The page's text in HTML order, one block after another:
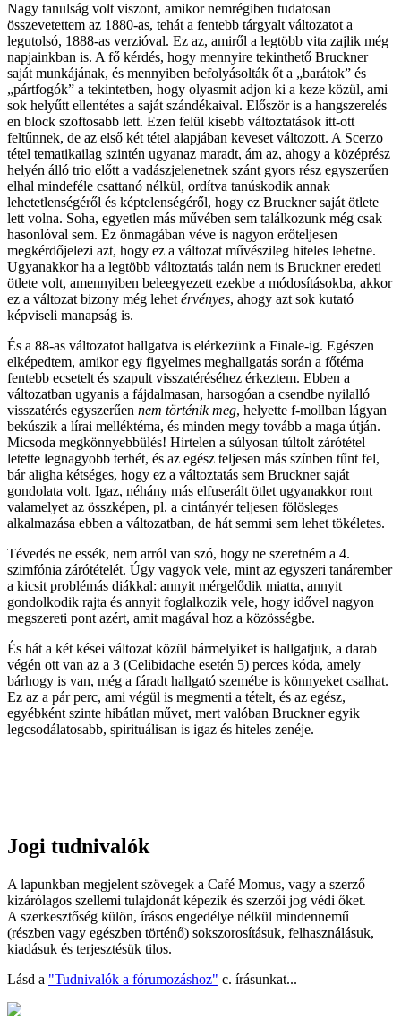
Nagy tanulság volt viszont, amikor nemrégiben tudatosan
összevetettem az 1880-as, tehát a fentebb tárgyalt változatot a
legutolsó, 1888-as verzióval. Ez az, amiről a legtöbb vita zajlik még
napjainkban is. A fő kérdés, hogy mennyire tekinthető Bruckner
saját munkájának, és mennyiben befolyásolták őt a „barátok” és
„pártfogók” a tekintetben, hogy olyasmit adjon ki a keze közül, ami
sok helyűtt ellentétes a saját szándékaival. Először is a hangszerelés
en block szoftosabb lett. Ezen felül kisebb változtatások itt-ott
feltűnnek, de az első két tétel alapjában keveset változott. A Scerzo
tétel tematikailag szintén ugyanaz maradt, ám az, ahogy a középrész
helyén álló trio előtt a vadászjelenetnek szánt gyors rész egyszerűen
elhal mindeféle csattanó nélkül, ordítva tanúskodik annak
lehetetlenségéről és képtelenségéről, hogy ez Bruckner saját ötlete
lett volna. Soha, egyetlen más művében sem találkozunk még csak
hasonlóval sem. Ez önmagában véve is nagyon erőteljesen
megkérdőjelezi azt, hogy ez a változat művészileg hiteles lehetne.
Ugyanakkor ha a legtöbb változtatás talán nem is Bruckner eredeti
ötlete volt, amennyiben beleegyezett ezekbe a módosításokba, akkor
ez a változat bizony még lehetérvényes, ahogy azt sok kutató
képviseli manapság is.
És a 88-as változatot hallgatva is elérkezünk a Finale-ig. Egészen
elképedtem, amikor egy figyelmes meghallgatás során a főtéma
fentebb ecsetelt és szapult visszatéréséhez érkeztem. Ebben a
változatban ugyanis a fájdalmasan, harsogóan a csendbe nyilalló
visszatérés egyszerűen nem történik meg, helyette f-mollban lágyan
bekúszik a lírai melléktéma, és minden megy tovább a maga útján.
Micsoda megkönnyebbülés! Hirtelen a súlyosan túltolt zárótétel
letette legnagyobb terhét, és az egész teljesen más színben tűnt fel,
bár aligha kétséges, hogy ez a változtatás sem Bruckner saját
gondolata volt. Igaz, néhány más elfuserált ötlet ugyanakkor ront
valamelyet az összképen, pl. a cintányér teljesen fölösleges
alkalmazása ebben a változatban, de hát semmi sem lehet tökéletes.
Tévedés ne essék, nem arról van szó, hogy ne szeretném a 4.
szimfónia zárótételét. Úgy vagyok vele, mint az egyszeri tanárember
a kicsit problémás diákkal: annyit mérgelődik miatta, annyit
gondolkodik rajta és annyit foglalkozik vele, hogy idővel nagyon
megszereti pont azért, amit magával hoz a közösségbe.
És hát a két kései változat közül bármelyiket is hallgatjuk, a darab
végén ott van az a 3 (Celibidache esetén 5) perces kóda, amely
bárhogy is van, még a fáradt hallgató szemébe is könnyeket csalhat.
Ez az a pár perc, ami végül is megmenti a tételt, és az egész,
egyébként szinte hibátlan művet, mert valóban Bruckner egyik
legcsodálatosabb, spirituálisan is igaz és hiteles zenéje.
Jogi tudnivalók
A lapunkban megjelent szövegek a Café Momus, vagy a szerző
kizárólagos szellemi tulajdonát képezik és szerzői jog védi őket.
A szerkesztőség külön, írásos engedélye nélkül mindennemű
(részben vagy egészben történő) sokszorosításuk, felhasználásuk,
kiadásuk és terjesztésük tilos.
Lásd a "Tudnivalók a fórumozáshoz" c. írásunkat...